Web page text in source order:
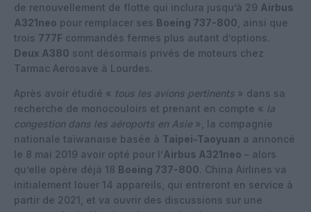
de renouvellement de flotte qui inclura jusqu’à 29 Airbus
A321neo pour remplacer ses Boeing 737-800 , ainsi que
trois 777F commandés fermes plus autant d’options.
Deux A380 sont désormais privés de moteurs chez
Tarmac Aerosave à Lourdes.
Après avoir étudié « tous les avions pertinents » dans sa
recherche de monocouloirs et prenant en compte « la
congestion dans les aéroports en Asie », la compagnie
nationale taïwanaise basée à Taipei-Taoyuan a annoncé
le 8 mai 2019 avoir opté pour l’Airbus A321neo – alors
qu’elle opère déjà 18 Boeing 737-800. China Airlines va
initialement louer 14 appareils, qui entreront en service à
partir de 2021, et va ouvrir des discussions sur une